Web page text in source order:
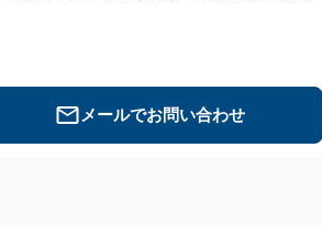
メールでお問い合わせ